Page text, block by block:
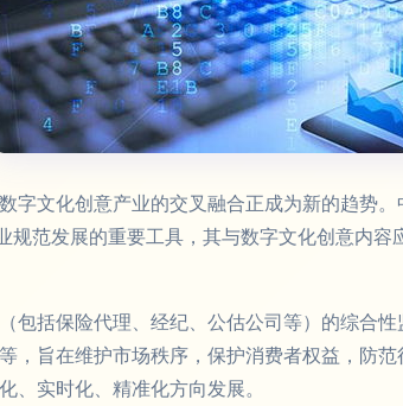
字文化创意产业的交叉融合正成为新的趋势
规范发展的重要工具，其与数字文化创意内
包括保险代理、经纪、公估公司等）的综合
，旨在维护市场秩序，保护消费者权益，防
、实时化、精准化方向发展。